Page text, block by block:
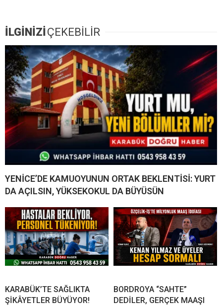
İLGİNİZİ ÇEKEBİLİR
YENİCE’DE KAMUOYUNUN ORTAK BEKLENTİSİ: YURT
DA AÇILSIN, YÜKSEKOKUL DA BÜYÜSÜN
KARABÜK’TE SAĞLIKTA
ŞİKÂYETLER BÜYÜYOR!
BORDROYA “SAHTE”
DEDİLER, GERÇEK MAAŞI